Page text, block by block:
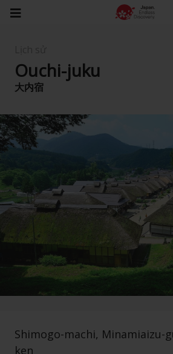
Ouchi-juku
大内宿
Shimogo-machi, Minamiaizu-
ken